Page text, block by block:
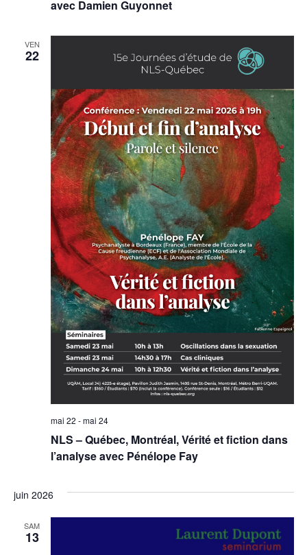
avec Damien Guyonnet
VEN
22
NLS – Québec, Montréal, Vérité et fiction dans
l’analyse avec Pénélope Fay
mai 22 -mai 24
juin 2026
SAM
13